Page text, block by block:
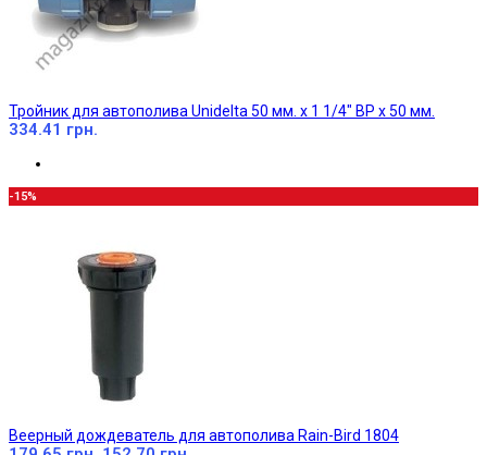
Тройник для автополива Unidelta 50 мм. х 1 1/4" ВР х 50 мм.
334.41 грн.
-15%
Веерный дождеватель для автополива Rain-Bird 1804